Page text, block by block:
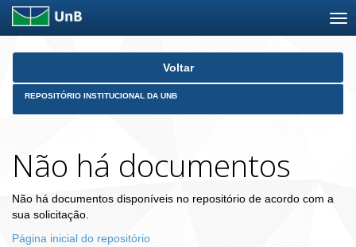
Skip
Voltar
REPOSITÓRIO INSTITUCIONAL DA UNB
Não há documentos
Não há documentos disponíveis no repositório de acordo com a
sua solicitação.
Página inicial do repositório